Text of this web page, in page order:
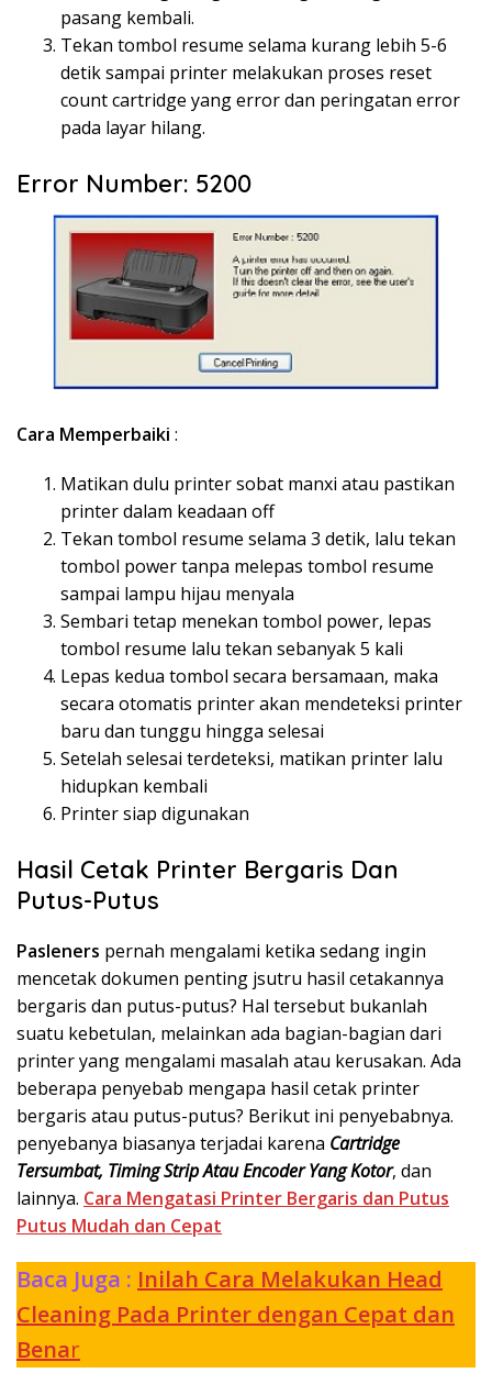
pasang kembali.
Tekan tombol resume selama kurang lebih 5-6
detik sampai printer melakukan proses reset
count cartridge yang error dan peringatan error
pada layar hilang.
Error Number: 5200
Cara Memperbaiki :
Matikan dulu printer sobat manxi atau pastikan
printer dalam keadaan off
Tekan tombol resume selama 3 detik, lalu tekan
tombol power tanpa melepas tombol resume
sampai lampu hijau menyala
Sembari tetap menekan tombol power, lepas
tombol resume lalu tekan sebanyak 5 kali
Lepas kedua tombol secara bersamaan, maka
secara otomatis printer akan mendeteksi printer
baru dan tunggu hingga selesai
Setelah selesai terdeteksi, matikan printer lalu
hidupkan kembali
Printer siap digunakan
Hasil Cetak Printer Bergaris Dan
Putus-Putus
Pasleners pernah mengalami ketika sedang ingin
mencetak dokumen penting jsutru hasil cetakannya
bergaris dan putus-putus? Hal tersebut bukanlah
suatu kebetulan, melainkan ada bagian-bagian dari
printer yang mengalami masalah atau kerusakan. Ada
beberapa penyebab mengapa hasil cetak printer
bergaris atau putus-putus? Berikut ini penyebabnya.
penyebanya biasanya terjadai karena Cartridge
Tersumbat, Timing Strip Atau Encoder Yang Kotor, dan
lainnya. Cara Mengatasi Printer Bergaris dan Putus
Putus Mudah dan Cepat
Baca Juga : Inilah Cara Melakukan Head
Cleaning Pada Printer dengan Cepat dan
Benar